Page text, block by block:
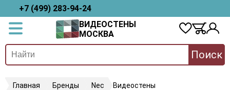
+7 (499) 283-94-24
ВИДЕОСТЕНЫ
МОСКВА
Поиск
Главная Бренды Nec Видеостены